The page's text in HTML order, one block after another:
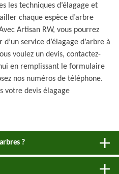
les techniques d’élagage et
chaque espèce d’arbre
Artisan RW, vous pourrez
service d’élagage d’arbre à
voulez un devis, contactez-
en remplissant le formulaire
nos numéros de téléphone.
votre devis élagage
?